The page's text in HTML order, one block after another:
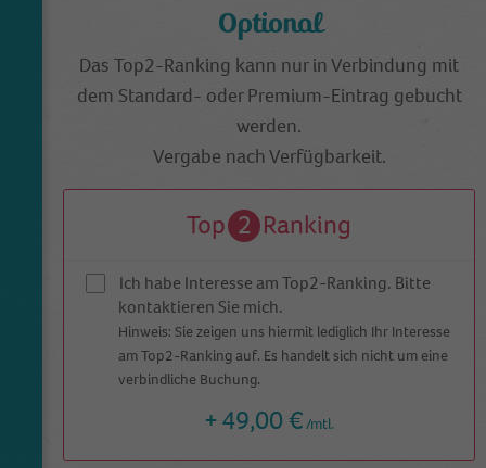
Optional
Das Top2-Ranking kann nur in Verbindung mit
dem Standard- oder Premium-Eintrag gebucht
werden.
Vergabe nach Verfügbarkeit.
Top 2 Ranking
Ich habe Interesse am Top2-Ranking. Bitte
kontaktieren Sie mich.
Hinweis: Sie zeigen uns hiermit lediglich Ihr Interesse
am Top2-Ranking auf. Es handelt sich nicht um eine
verbindliche Buchung.
+49,00 €/mtl.
Anbieter Frau Immer Herr Ewig
Laufzeit 11 Monate
Ist nötig um die Grundfunktion (Favoriten
Anbieter Google Analytics
2 Jahre
Zweck
This cookie is installed by Google Analytics.
The cookie is used to calculate visitor,
session, campaign data and keep track of site
usage for the site's analytics report. The
Cookie-Informationen anzeigen
Externe Inhalte
Wir verwenden auf unserer Website externe Inhalte, um Ihnen
zusätzliche Informationen anzubieten.